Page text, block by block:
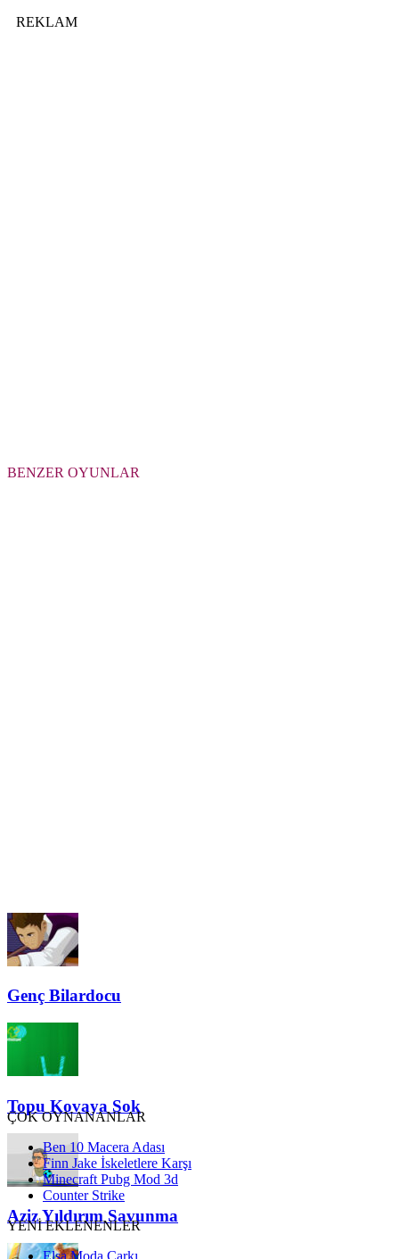
REKLAM
BENZER OYUNLAR
Genç Bilardocu
Topu Kovaya Sok
Aziz Yıldırım Savunma
ÇOK OYNANANLAR
Ben 10 Macera Adası
Finn Jake İskeletlere Karşı
Minecraft Pubg Mod 3d
Counter Strike
YENİ EKLENENLER
Elsa Moda Çarkı